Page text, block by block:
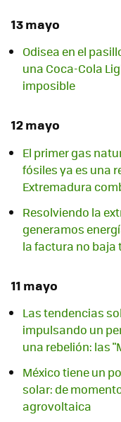
13 mayo
Odisea en el
una Coca-Cola
imposible
12 mayo
El primer gas
fósiles ya es una
Extremadura
Resolviendo la
generamos
la factura no baja
11 mayo
Las tendencias
impulsando un
una rebelión: las
México tiene un
solar: de
agrovoltaica